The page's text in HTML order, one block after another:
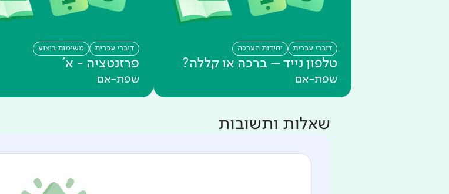
דוברי עברית יחידות הערכה
טלפון נייד – ברכה או קללה?
שפת-אם
דוברי עברית משימות ביצוע
פרזנטציה - א'
שפת-אם
שאלות ותשובות